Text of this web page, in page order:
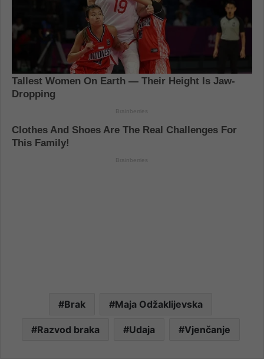
Brak Maja Odžaklijevska
Razvod braka Udaja Vjenčanje